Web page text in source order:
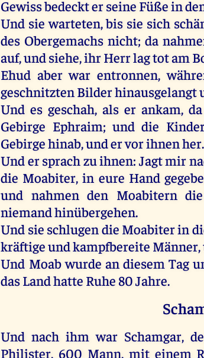
Gewissbedeckterseine Füßein
Und sie warteten,bis sie sich
des Obergemachsnicht;da
auf,und siehe,ihrHerrlagtotam
Ehud aber war entronnen,
geschnitzten Bilderhinausgelangt
Und es geschah,als er ankam,da
Gebirge Ephraim;und die
Gebirgehinab,undervorihnenher.
Und ersprach zu ihnen: Jagtmir
die Moabiter,in eure Hand
und nahmen den Moabitern die
niemandhinübergehen.
Und sie schlugen die Moabiterin
kräftigeundkampfbereite Männer,
Und Moab wurde an diesem Tag
dasLandhatte Ruhe 80Jahre.
Und nach ihm warSchamgar,
Philister, 600 Mann, mit einem